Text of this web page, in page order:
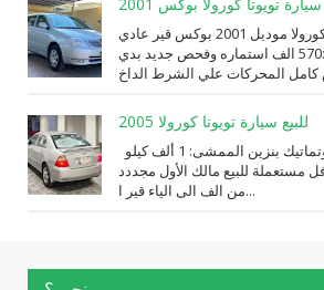
سلام عليكم ... ( للبيع ) كورولا موديل 2001 بوكس قير عادي
قزاز عادي ماشيه :570 الف استماره وفحص جديد بدي
للبيع سيارة تويوتا كورولا 2005
كورلا2005 نص فل مستعملة للبيع مالك الأول مجددد
من الف الى الياء قير ا...